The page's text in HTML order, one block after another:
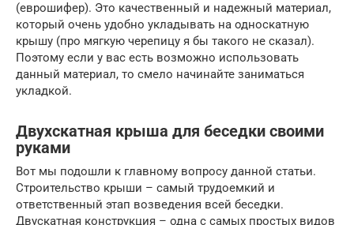
(еврошифер). Это качественный и надежный материал,
который очень удобно укладывать на односкатную
крышу (про мягкую черепицу я бы такого не сказал).
Поэтому если у вас есть возможно использовать
данный материал, то смело начинайте заниматься
укладкой.
Двухскатная крыша для беседки своими
руками
Вот мы подошли к главному вопросу данной статьи.
Строительство крыши – самый трудоемкий и
ответственный этап возведения всей беседки.
Двускатная конструкция – одна с самых простых видов